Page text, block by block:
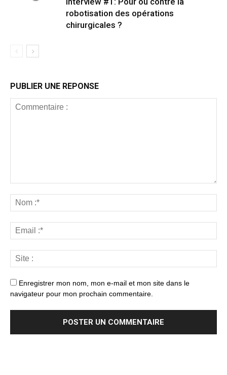
robotisation des opérations
chirurgicales ?
PUBLIER UNE REPONSE
Enregistrer mon nom, mon e-mail et mon site dans le
navigateur pour mon prochain commentaire.